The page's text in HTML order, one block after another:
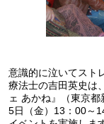
意識的に泣いてスト
療法士の吉田英史は
ェ あかね』（東京
5日（金）13：00～